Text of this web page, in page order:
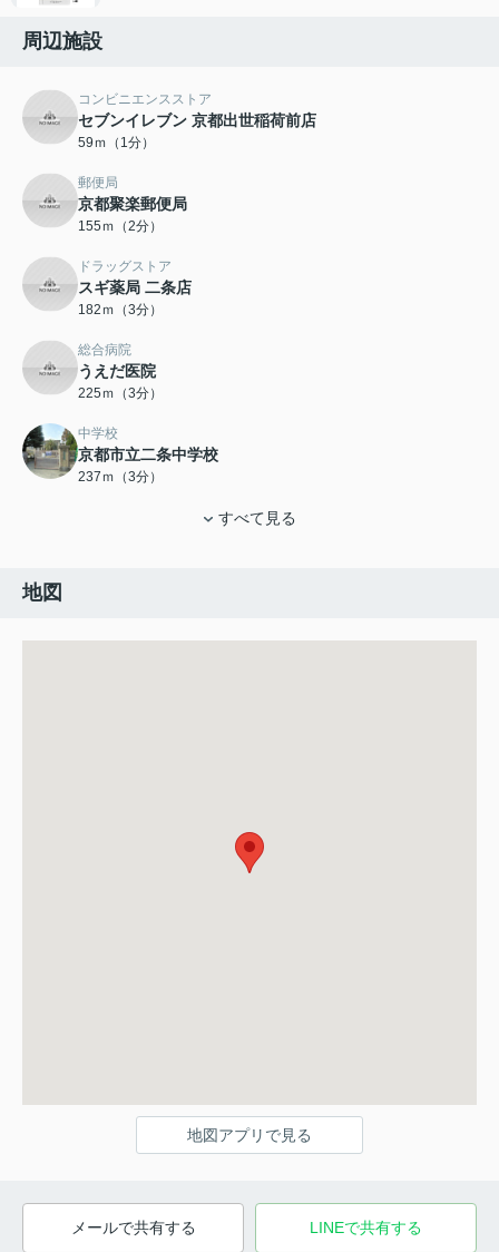
周辺施設
コンビニエンスストア
セブンイレブン 京都出世稲荷前店
59ｍ（1分）
郵便局
京都聚楽郵便局
155ｍ（2分）
ドラッグストア
スギ薬局 二条店
182ｍ（3分）
総合病院
うえだ医院
225ｍ（3分）
中学校
京都市立二条中学校
237ｍ（3分）
すべて見る
地図
地図アプリで見る
メールで共有する LINEで共有する